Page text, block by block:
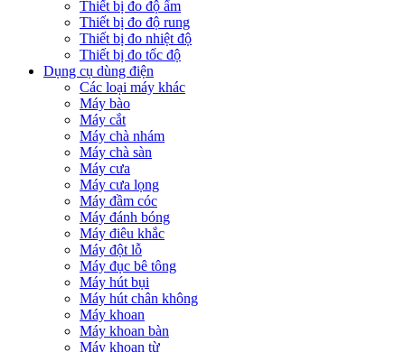
Thiết bị đo độ ẩm
Thiết bị đo độ rung
Thiết bị đo nhiệt độ
Thiết bị đo tốc độ
Dụng cụ dùng điện
Các loại máy khác
Máy bào
Máy cắt
Máy chà nhám
Máy chà sàn
Máy cưa
Máy cưa lọng
Máy đầm cóc
Máy đánh bóng
Máy điêu khắc
Máy đột lỗ
Máy đục bê tông
Máy hút bụi
Máy hút chân không
Máy khoan
Máy khoan bàn
Máy khoan từ